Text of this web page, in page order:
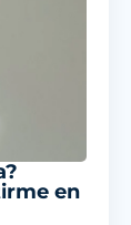
en